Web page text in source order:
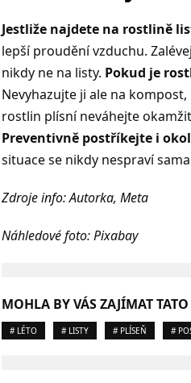
Jestliže najdete na rostlině
lepší proudění vzduchu.
nikdy ne na listy. Pokud je
Nevyhazujte ji ale na
rostlin plísní neváhejte
Preventivně postříkejte i
situace se nikdy nespraví
Zdroje info: Autorka, Meta
Náhledové foto: Pixabay
MOHLA BY VÁS ZAJÍMAT
# LÉTO # LISTY # PLÍSEŇ #